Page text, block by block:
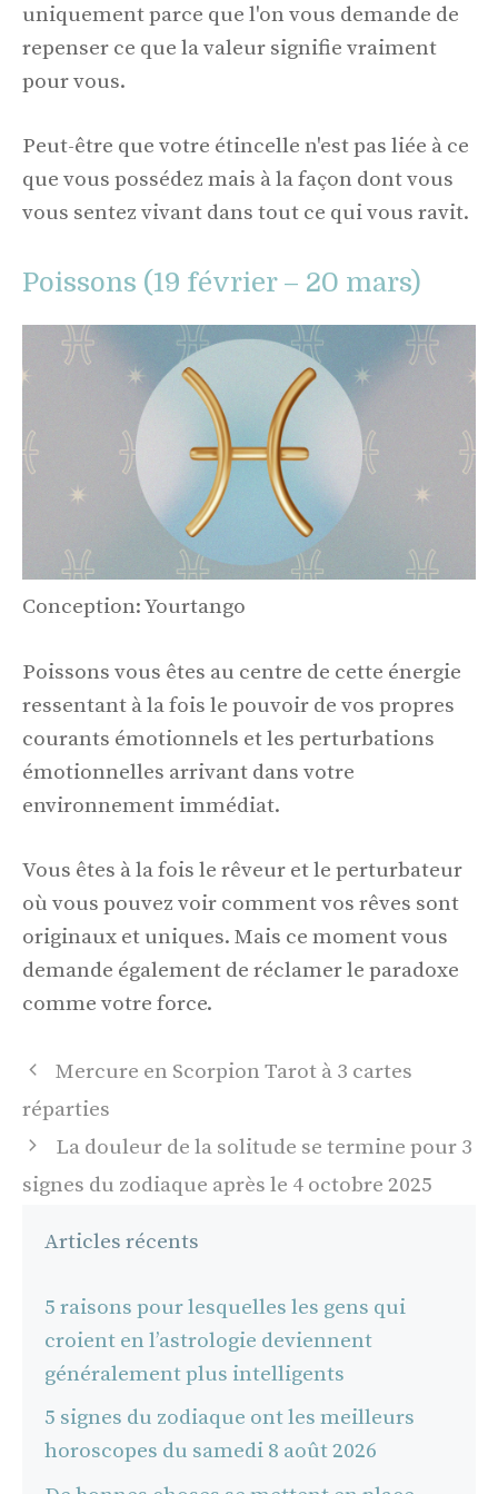
uniquement parce que l'on vous demande de
repenser ce que la valeur signifie vraiment
pour vous.
Peut-être que votre étincelle n'est pas liée à ce
que vous possédez mais à la façon dont vous
vous sentez vivant dans tout ce qui vous ravit.
Poissons (19 février – 20 mars)
Conception: Yourtango
Poissons vous êtes au centre de cette énergie
ressentant à la fois le pouvoir de vos propres
courants émotionnels et les perturbations
émotionnelles arrivant dans votre
environnement immédiat.
Vous êtes à la fois le rêveur et le perturbateur
où vous pouvez voir comment vos rêves sont
originaux et uniques. Mais ce moment vous
demande également de réclamer le paradoxe
comme votre force.
Navigation
des
Mercure en Scorpion Tarot à 3 cartes
réparties
La douleur de la solitude se termine pour 3
signes du zodiaque après le 4 octobre 2025
Articles récents
5 raisons pour lesquelles les gens qui
croient en l’astrologie deviennent
généralement plus intelligents
5 signes du zodiaque ont les meilleurs
horoscopes du samedi 8 août 2026